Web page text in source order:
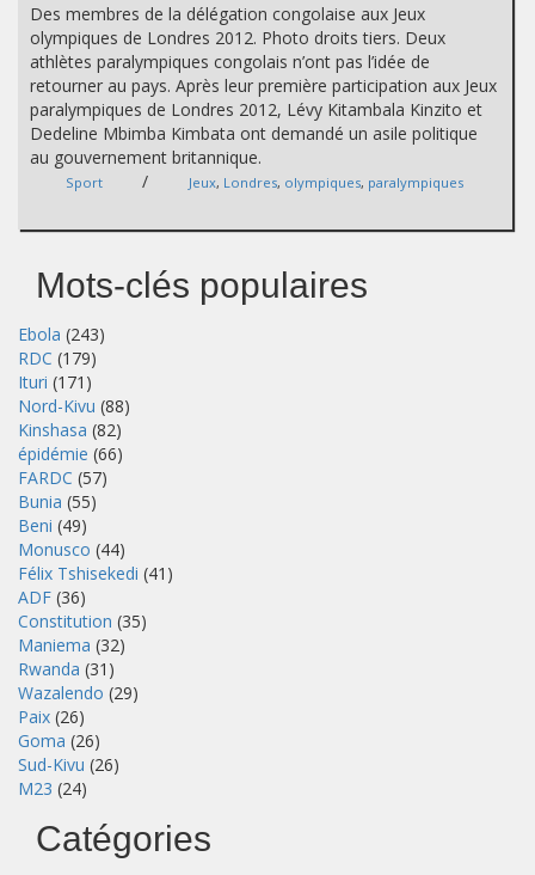
Des membres de la délégation congolaise aux Jeux
olympiques de Londres 2012. Photo droits tiers. Deux
athlètes paralympiques congolais n’ont pas l’idée de
retourner au pays. Après leur première participation aux Jeux
paralympiques de Londres 2012, Lévy Kitambala Kinzito et
Dedeline Mbimba Kimbata ont demandé un asile politique
au gouvernement britannique.
Sport / Jeux, Londres, olympiques, paralympiques
Mots-clés populaires
Ebola (243)
RDC (179)
Ituri (171)
Nord-Kivu (88)
Kinshasa (82)
épidémie (66)
FARDC (57)
Bunia (55)
Beni (49)
Monusco (44)
Félix Tshisekedi (41)
ADF (36)
Constitution (35)
Maniema (32)
Rwanda (31)
Wazalendo (29)
Paix (26)
Goma (26)
Sud-Kivu (26)
M23 (24)
Catégories